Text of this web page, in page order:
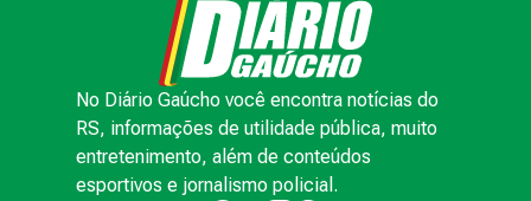
No Diário Gaúcho você encontra notícias do
RS, informações de utilidade pública, muito
entretenimento, além de conteúdos
esportivos e jornalismo policial.